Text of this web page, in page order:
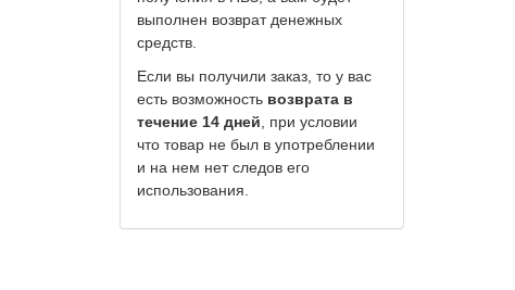
выполнен возврат денежных
средств.
Если вы получили заказ, то у вас
есть возможность возврата в
течение 14 дней , при условии
что товар не был в употреблении
и на нем нет следов его
использования.